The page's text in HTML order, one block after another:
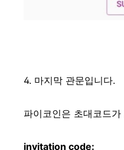
4. 마지막 관문입니다.
파이코인은 초대코드가
invitation code: